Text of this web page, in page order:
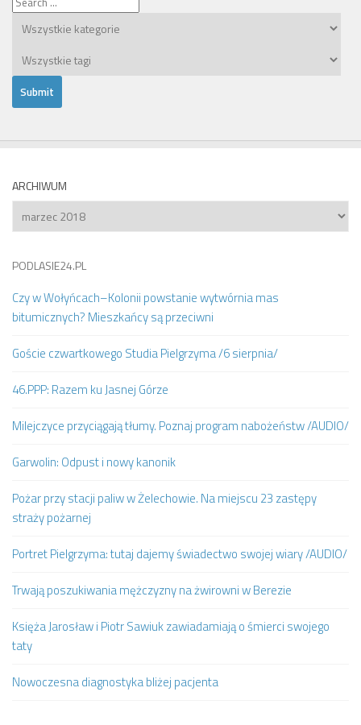
ARCHIWUM
Archiwum
PODLASIE24.PL
Czy w Wołyńcach–Kolonii powstanie wytwórnia mas
bitumicznych? Mieszkańcy są przeciwni
Goście czwartkowego Studia Pielgrzyma /6 sierpnia/
46.PPP: Razem ku Jasnej Górze
Milejczyce przyciągają tłumy. Poznaj program nabożeństw /AUDIO/
Garwolin: Odpust i nowy kanonik
Pożar przy stacji paliw w Żelechowie. Na miejscu 23 zastępy
straży pożarnej
Portret Pielgrzyma: tutaj dajemy świadectwo swojej wiary /AUDIO/
Trwają poszukiwania mężczyzny na żwirowni w Berezie
Księża Jarosław i Piotr Sawiuk zawiadamiają o śmierci swojego
taty
Nowoczesna diagnostyka bliżej pacjenta